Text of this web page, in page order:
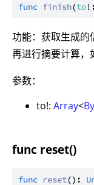
func finish(to
功能：获取生成
再进行摘要计算，
参数：
to!: Array<
func reset()
func reset():